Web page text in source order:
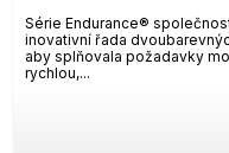
Série Endurance®
inovativní řada
aby splňovala požadavky
rychlou,...